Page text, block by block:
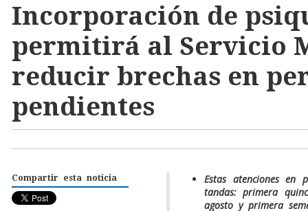
Incorporación de
permitirá al Servicio
reducir brechas en
pendientes
Compartir esta noticia
Estas atenciones en
tandas: primera
agosto y primera